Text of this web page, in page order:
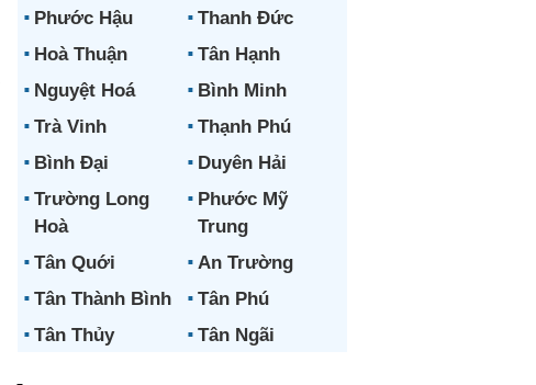
Phước Hậu
Thanh Đức
Hoà Thuận
Tân Hạnh
Nguyệt Hoá
Bình Minh
Trà Vinh
Thạnh Phú
Bình Đại
Duyên Hải
Trường Long
Hoà
Phước Mỹ
Trung
Tân Quới
An Trường
Tân Thành Bình
Tân Phú
Tân Thủy
Tân Ngãi